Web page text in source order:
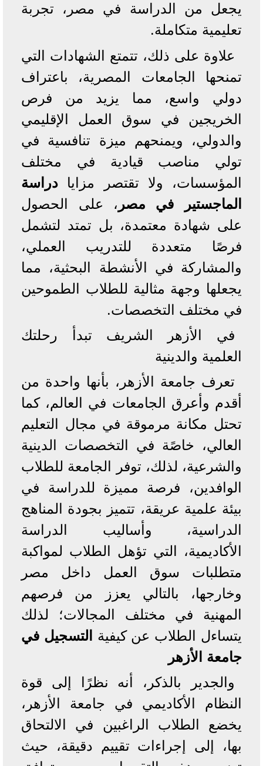
يجعل من الدراسة في مصر، تجربة
تعليمية متكاملة.
علاوة على ذلك، تتمتع الشهادات التي
تمنحها الجامعات المصرية، باعتراف
دولي واسع، مما يزيد من فرص
الخريجين في سوق العمل الإقليمي
والدولي، ويمنحهم ميزة تنافسية في
تولي مناصب قيادية في مختلف
المؤسسات، ولا تقتصر مزايا دراسة
الماجستير في مصر ، على الحصول
على شهادة معتمدة، بل تمتد لتشمل
فرصًا متعددة للتدريب العملي،
والمشاركة في الأنشطة البحثية، مما
يجعلها وجهة مثالية للطلاب الطموحين
في مختلف التخصصات.
في الأزهر الشريف تبدأ رحلتك
العلمية والدينية
تعرف جامعة الأزهر، بأنها واحدة من
أقدم وأعرق الجامعات في العالم، كما
تحتل مكانة مرموقة في مجال التعليم
العالي، خاصًة في التخصصات الدينية
والشرعية، لذلك، توفر الجامعة للطلاب
الوافدين، فرصة مميزة للدراسة في
بيئة علمية عريقة، تتميز بجودة المناهج
الدراسية، وأساليب الدراسة
الأكاديمية، التي تؤهل الطلاب لمواكبة
متطلبات سوق العمل داخل مصر
وخارجها، بالتالي يعزز من فرصهم
المهنية في مختلف المجالات؛ لذلك
يتساءل الطلاب عن كيفية
التسجيل في
جامعة الأزهر
والجدير بالذكر، أنه نظرًا إلى قوة
النظام الأكاديمي في جامعة الأزهر،
يخضع الطلاب الراغبين في الالتحاق
بها، إلى إجراءات تقييم دقيقة، حيث